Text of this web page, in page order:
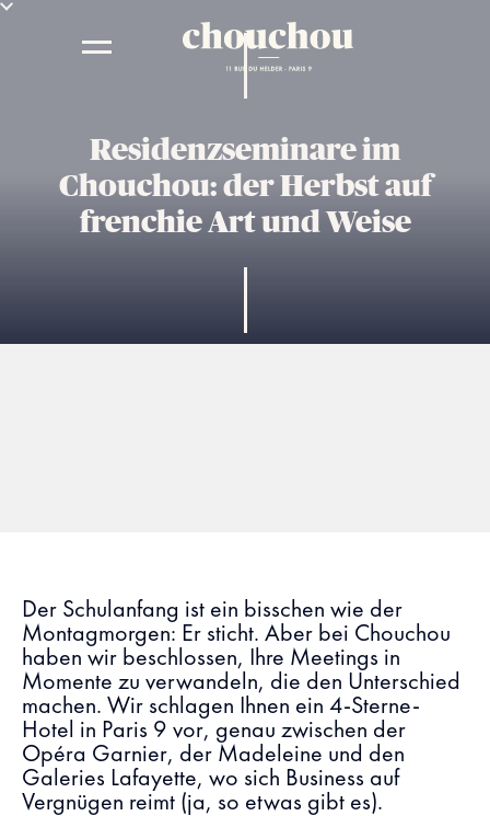
Residenzseminare im
Chouchou: der Herbst auf
frenchie Art und Weise
Der Schulanfang ist ein bisschen wie der
Montagmorgen: Er sticht. Aber bei Chouchou
haben wir beschlossen, Ihre Meetings in
Momente zu verwandeln, die den Unterschied
machen. Wir schlagen Ihnen ein 4-Sterne-
Hotel in Paris 9 vor, genau zwischen der
Opéra Garnier, der Madeleine und den
Galeries Lafayette, wo sich Business auf
Vergnügen reimt (ja, so etwas gibt es).